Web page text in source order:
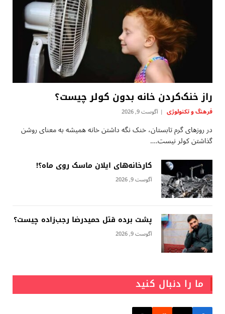
راز خنک‌کردن خانه بدون کولر چیست؟
فرهنگ و تکنولوژی آگوست 9, 2026
در روزهای گرم تابستان، خنک نگه داشتن خانه همیشه به معنای روشن
گذاشتن کولر نیست.…
کارخانه‌های ایلان ماسک روی ماه؟!
آگوست 9, 2026
پشت برده قتل حمیدرضا رجب‌زاده چیست؟
آگوست 9, 2026
ما را دنبال کنید